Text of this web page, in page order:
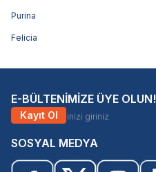
Purina
Felicia
E-BÜLTENİMİZE ÜYE OLUN!
Kayıt Ol
SOSYAL MEDYA